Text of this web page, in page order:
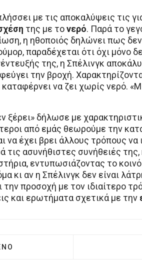
με τις αποκαλύψεις τις
της με τονερό. Παρά το
η ηθοποιός δηλώνει πως
παραδέχεται ότι όχι μόνο
της, η Σπέλινγκ
την βροχή.
να ζει χωρίς νερό.
δήλωσε με
από εμάς θεωρούμε την
να έχει βρει άλλους τρόπους να
τις ασυνήθιστες συνήθειές
εντυπωσιάζοντας το
κι αν η Σπέλινγκ δεν είναι
προσοχή με τον ιδιαίτερο
και ερωτήματα σχετικά με την
ΆΡΘΡΟ: Η ΑΓΩΝΊΑ ΤΟΥ ΑΝΤΎΠΑ